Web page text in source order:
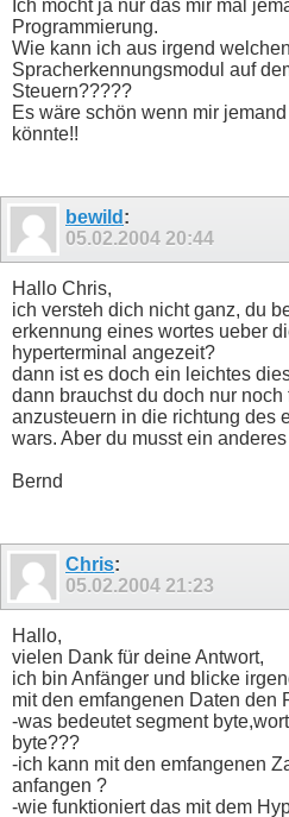
gosub schreiben
next j
wert=check : gosub schreiben
print
print "Antwort"
gosub lesen : gosub lesen
anzahl=wert
for j = 1 to anzahl
print
if erkannt=on then goto
goto automatik
#erkannt
erkannt=off
print "Erkennung"
wert=255 : gosub schreiben
wert=2 : gosub schreiben
wert=38 : gosub schreiben
wert=40 : gosub schreiben
print
print "Antwort"
gosub lesen : gosub lesen
anzahl=wert
gosub lesen
if j=2 then segment=wert+1
print "Erkennung"
wert=255 : gosub schreiben
wert=5 : gosub schreiben
wert=48 : gosub schreiben
wert=1 : gosub schreiben
wert=1 : gosub schreiben
wert=5+48+90+segment+1+1:
print
print "Antwort"
gosub lesen : gosub lesen
anzahl=wert
for j = 1 to anzahl
gosub lesen
next j
Ich möcht ja nur das mir mal
Programmierung.
Wie kann ich aus irgend
Spracherkennungsmodul auf
Steuern?????
Es wäre schön wenn mir
könnte!!
bewild :
05.02.2004 20:44
Hallo Chris,
ich versteh dich nicht ganz, du
erkennung eines wortes ueber
hyperterminal angezeit?
dann ist es doch ein leichtes
dann brauchst du doch nur noch
anzusteuern in die richtung des
wars. Aber du musst ein
Bernd
Chris:
05.02.2004 21:23
Hallo,
vielen Dank für deine Antwort,
ich bin Anfänger und blicke
mit den emfangenen Daten den
-was bedeutet segment
byte???
-ich kann mit den emfangenen
anfangen ?
-wie funktioniert das mit dem